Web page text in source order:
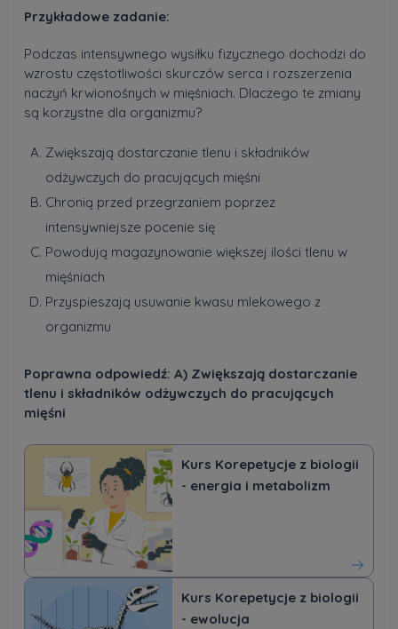
Przykładowe zadanie:
Podczas intensywnego wysiłku fizycznego dochodzi do
wzrostu częstotliwości skurczów serca i rozszerzenia
naczyń krwionośnych w mięśniach. Dlaczego te zmiany
są korzystne dla organizmu?
Zwiększają dostarczanie tlenu i składników
odżywczych do pracujących mięśni
Chronią przed przegrzaniem poprzez
intensywniejsze pocenie się
Powodują magazynowanie większej ilości tlenu w
mięśniach
Przyspieszają usuwanie kwasu mlekowego z
organizmu
Poprawna odpowiedź: A) Zwiększają dostarczanie
tlenu i składników odżywczych do pracujących
mięśni
Kurs Korepetycje z biologii
- energia i metabolizm
Kurs Korepetycje z biologii
- ewolucja